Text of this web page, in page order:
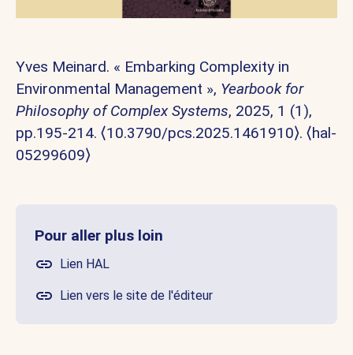
Yves Meinard. « Embarking Complexity in
Environmental Management », Yearbook for
Philosophy of Complex Systems, 2025, 1 (1),
pp.195-214. ⟨10.3790/pcs.2025.1461910⟩. ⟨hal-
05299609⟩
Pour aller plus loin
Lien HAL
Lien vers le site de l'éditeur